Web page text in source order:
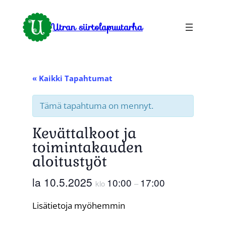
Utran siirtolapuutarha
« Kaikki Tapahtumat
Tämä tapahtuma on mennyt.
Kevättalkoot ja
toimintakauden
aloitustyöt
la 10.5.2025 klo 10:00 – 17:00
Lisätietoja myöhemmin